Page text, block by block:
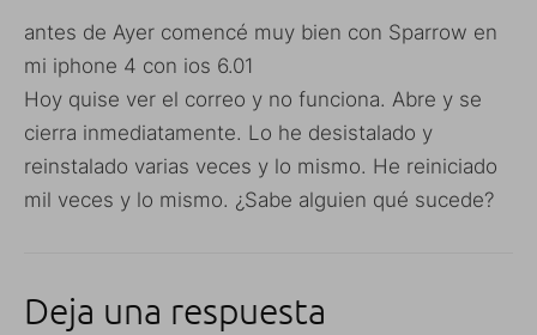
antes de Ayer comencé muy bien con Sparrow en
mi iphone 4 con ios 6.01
Hoy quise ver el correo y no funciona. Abre y se
cierra inmediatamente. Lo he desistalado y
reinstalado varias veces y lo mismo. He reiniciado
mil veces y lo mismo. ¿Sabe alguien qué sucede?
Deja una respuesta